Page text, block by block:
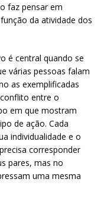
faz pensar em
da atividade dos
é central quando se
várias pessoas falam
as exemplificadas
entre o
em que mostram
de ação. Cada
individualidade e o
corresponder
pares, mas no
uma mesma